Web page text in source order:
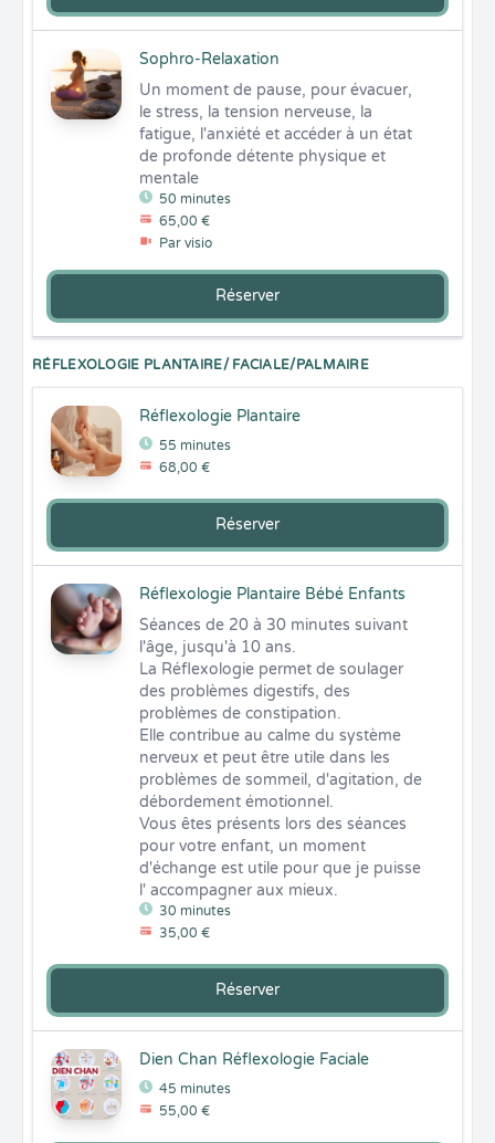
Sophro-Relaxation
50 minutes
65,00 €
Par visio
Un moment de pause, pour évacuer,
le stress, la tension nerveuse, la
fatigue, l'anxiété et accéder à un état
de profonde détente physique et
mentale
Réserver
RÉFLEXOLOGIE PLANTAIRE/ FACIALE/PALMAIRE
Réflexologie Plantaire
55 minutes
68,00 €
Réserver
Réflexologie Plantaire Bébé Enfants
30 minutes
35,00 €
Séances de 20 à 30 minutes suivant
l'âge, jusqu'à 10 ans.
La Réflexologie permet de soulager
des problèmes digestifs, des
problèmes de constipation.
Elle contribue au calme du système
nerveux et peut être utile dans les
problèmes de sommeil, d'agitation, de
débordement émotionnel.
Vous êtes présents lors des séances
pour votre enfant, un moment
d'échange est utile pour que je puisse
l' accompagner aux mieux.
Réserver
Dien Chan Réflexologie Faciale
45 minutes
55,00 €